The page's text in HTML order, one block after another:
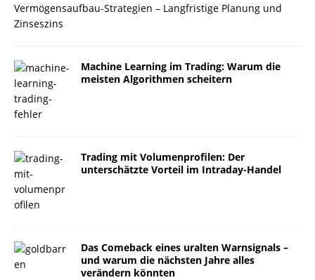
Vermögensaufbau-Strategien – Langfristige Planung und
Zinseszins
Machine Learning im Trading: Warum die
meisten Algorithmen scheitern
Trading mit Volumenprofilen: Der
unterschätzte Vorteil im Intraday-Handel
Das Comeback eines uralten Warnsignals –
und warum die nächsten Jahre alles
verändern könnten